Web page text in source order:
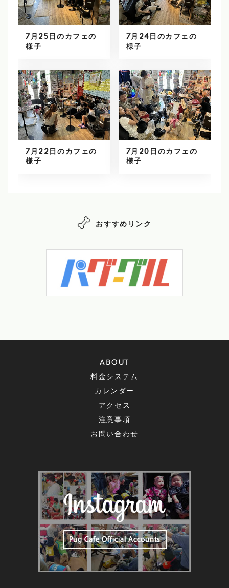
7月25日のカフェの
様子
7月24日のカフェの
様子
7月22日のカフェの
様子
7月20日のカフェの
様子
おすすめリンク
ABOUT
料金システム
カレンダー
アクセス
注意事項
お問い合わせ